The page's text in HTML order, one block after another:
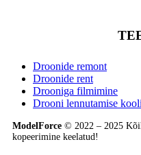
Droonide remont
Droonide rent
Drooniga filmimine
Drooni lennutamise
ModelForce © 2022 – 2025
kopeerimine keelatud!